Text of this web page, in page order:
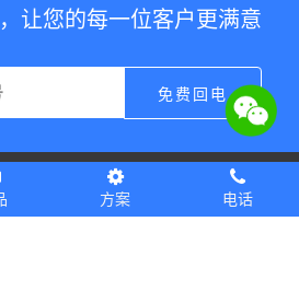
让您的每一位客户更满意
俊通智慧物联有限公司 版权所有
Powered by
方案 电话